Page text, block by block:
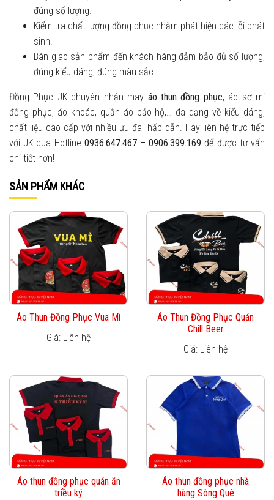
đúng số lượng.
Kiểm tra chất lượng đồng phục nhằm phát hiện các lỗi phát
sinh.
Bàn giao sản phẩm đến khách hàng đảm bảo đủ số lượng,
đúng kiểu dáng, đúng màu sắc.
Đồng Phục JK chuyên nhận may áo thun đồng phục, áo sơ mi
đồng phục, áo khoác, quần áo bảo hộ,… đa dạng về kiểu dáng,
chất liệu cao cấp với nhiều ưu đãi hấp dẫn. Hãy liên hệ trực tiếp
với JK qua Hotline 0936.647.467 – 0906.399.169 để được tư vấn
chi tiết hơn!
SẢN PHẨM KHÁC
Áo Thun Đồng Phục Vua Mì
Giá: Liên hệ
Áo Thun Đồng Phục Quán
Chill Beer
Giá: Liên hệ
Áo thun đồng phục quán ăn
triều ký
Áo thun đồng phục nhà
hàng Sông Quê